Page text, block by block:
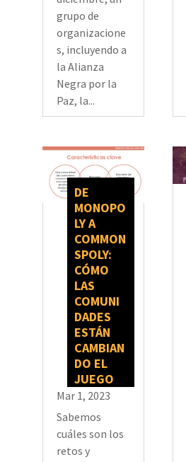
grupo de
organizacione
s, incluyendo a
la Alianza
Negra por la
Paz, la...
DE
MONOPO
LY A
COMMON
SPOLY:
CÓMO
LAS
COMUNI
DADES
ESTÁN
CAMBIAN
DO EL
JUEGO
Mar 1, 2023
Sabemos
cuáles son los
retos y